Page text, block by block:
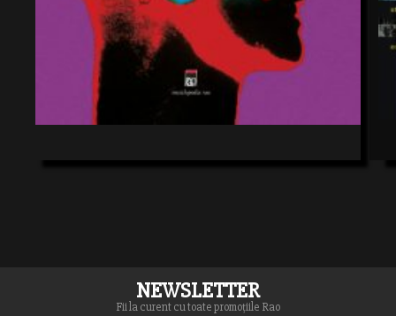
NEWSLETTER
Fii la curent cu toate promoțiile Rao